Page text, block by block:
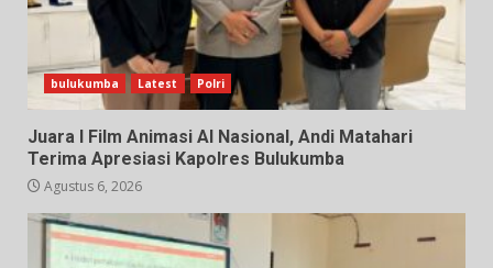
bulukumba Latest Polri
Juara I Film Animasi AI Nasional, Andi Matahari
Terima Apresiasi Kapolres Bulukumba
Agustus 6, 2026